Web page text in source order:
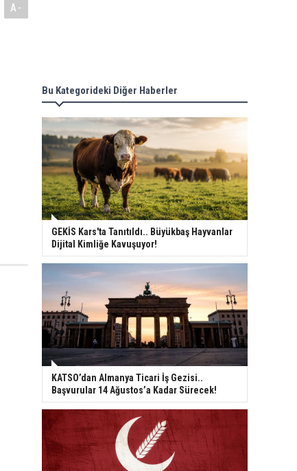
A-
Bu Kategorideki Diğer Haberler
GEKİS Kars'ta Tanıtıldı.. Büyükbaş Hayvanlar
Dijital Kimliğe Kavuşuyor!
KATSO’dan Almanya Ticari İş Gezisi..
Başvurular 14 Ağustos’a Kadar Sürecek!